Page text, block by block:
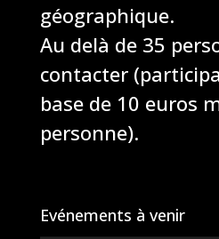
géographique.
Au delà de 35
contacter
base de 10 euros
personne).
Evénements à venir